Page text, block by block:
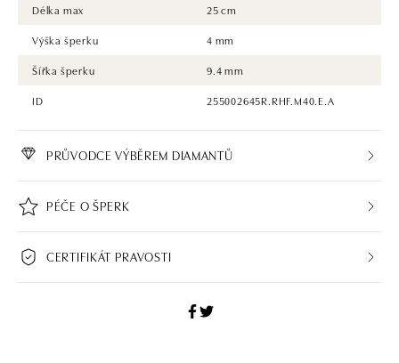
Délka max
25 cm
Výška šperku
4 mm
Šířka šperku
9.4 mm
ID
255002645R.RHF.M40.E.A
PRŮVODCE VÝBĚREM DIAMANTŮ
PÉČE O ŠPERK
CERTIFIKÁT PRAVOSTI